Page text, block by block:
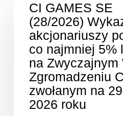
CI GAMES SE
(28/2026)
akcjonariuszy
co najmniej 5%
na Zwyczajnym
Zgromadzeniu
zwołanym na
2026 roku